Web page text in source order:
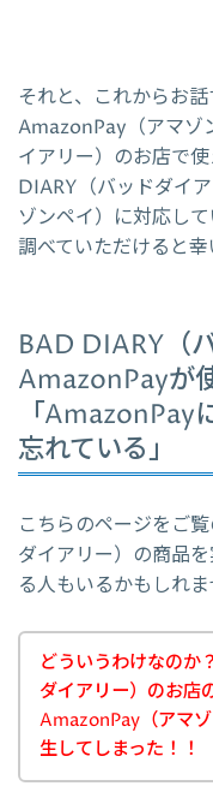
それと、これからお話
AmazonPay（アマゾ
イアリー）のお店で
DIARY（バッドダイ
ゾンペイ）に対応し
調べていただけると幸
BAD DIARY（
AmazonPayが
「AmazonPay
忘れている」
こちらのページをご
ダイアリー）の商品
る人もいるかもしれま
どういうわけなのか
ダイアリー）のお店
AmazonPay（アマ
生してしまった！！